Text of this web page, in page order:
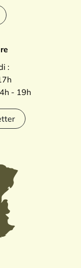
:
- 19h